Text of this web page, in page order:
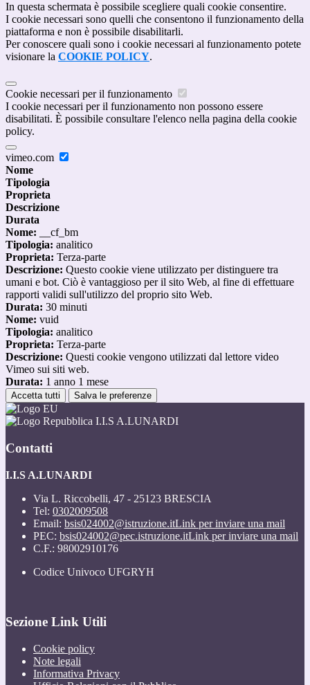
In questa schermata è possibile scegliere quali cookie consentire.
I cookie necessari sono quelli che consentono il funzionamento della
piattaforma e non è possibile disabilitarli.
Per conoscere quali sono i cookie necessari al funzionamento potete
visionare la COOKIE POLICY.
Cookie necessari per il funzionamento
I cookie necessari per il funzionamento non possono essere
disabilitati. È possibile consultare l'elenco nella pagina della cookie
policy.
vimeo.com
Nome
Tipologia
Proprieta
Descrizione
Durata
Nome: __cf_bm
Tipologia: analitico
Proprieta: Terza-parte
Descrizione: Questo cookie viene utilizzato per distinguere tra
umani e bot. Ciò è vantaggioso per il sito Web, al fine di effettuare
rapporti validi sull'utilizzo del proprio sito Web.
Durata: 30 minuti
Nome: vuid
Tipologia: analitico
Proprieta: Terza-parte
Descrizione: Questi cookie vengono utilizzati dal lettore video
Vimeo sui siti web.
Durata: 1 anno 1 mese
Accetta tutti Salva le preferenze
I.I.S A.LUNARDI
Contatti
I.I.S A.LUNARDI
Via L. Riccobelli, 47 - 25123 BRESCIA
Tel: 0302009508
Email: bsis024002@istruzione.itLink per inviare una mail
PEC: bsis024002@pec.istruzione.itLink per inviare una mail
C.F.: 98002910176
Codice Univoco UFGRYH
Sezione Link Utili
Cookie policy
Note legali
Informativa Privacy